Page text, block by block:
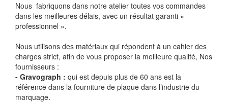
Nous fabriquons dans notre atelier toutes vos commandes
dans les meilleures délais, avec un résultat garanti «
professionnel ».
Nous utilisons des matériaux qui répondent à un cahier des
charges strict, afin de vous proposer la meilleure qualité, Nos
fournisseurs :
- Gravograph : qui est depuis plus de 60 ans est la
référence dans la fourniture de plaque dans l’industrie du
marquage.